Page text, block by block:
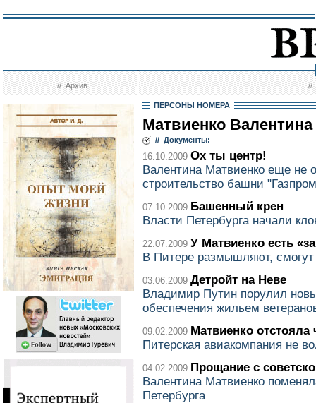
//Архив //
ПЕРСОНЫ НОМЕРА
Матвиенко Валентина
// Документы:
16.10.2009 Ох ты центр!
Валентина Матвиенко еще не
строительство башни
07.10.2009 Башенный крен
Власти Петербурга начали
22.07.2009 У Матвиенко есть
В Питере размышляют,
03.06.2009 Детройт на Неве
Владимир Путин порулил
обеспечения жильем
09.02.2009 Матвиенко отстояла
Питерская авиакомпания не
04.02.2009 Прощание с
Валентина Матвиенко
Петербурга